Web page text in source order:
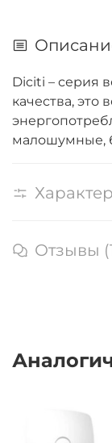
Diciti – серия
качества, это
малошумные,
Отзывы